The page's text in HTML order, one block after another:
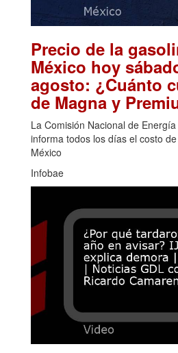
Precio de la
México hoy
agosto: ¿Cuánto
de Magna y
La Comisión Nacional de
informa todos los días el costo
México
Infobae